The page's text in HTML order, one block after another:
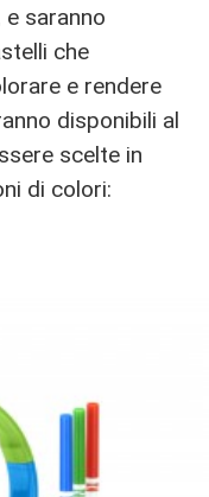
e saranno
che
e rendere
disponibili al
scelte in
di colori: